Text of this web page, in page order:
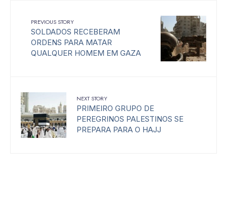
PREVIOUS STORY
SOLDADOS RECEBERAM
ORDENS PARA MATAR
QUALQUER HOMEM EM GAZA
NEXT STORY
PRIMEIRO GRUPO DE
PEREGRINOS PALESTINOS SE
PREPARA PARA O HAJJ